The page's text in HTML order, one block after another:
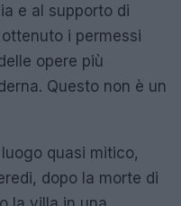
e al supporto di
i permessi
opere più
Questo non è un
quasi mitico,
dopo la morte di